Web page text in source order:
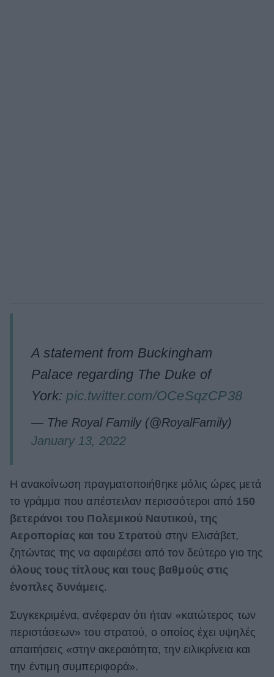
A statement from Buckingham
Palace regarding The Duke of
York: pic.twitter.com/OCeSqzCP38
— The Royal Family (@RoyalFamily)
January 13, 2022
Η ανακοίνωση πραγματοποιήθηκε μόλις ώρες μετά
το γράμμα που απέστειλαν περισσότεροι από 150
βετεράνοι του Πολεμικού Ναυτικού, της
Αεροπορίας και του Στρατού στην Ελισάβετ,
ζητώντας της να αφαιρέσει από τον δεύτερο γιο της
όλους τους τίτλους και τους βαθμούς στις
ένοπλες δυνάμεις.
Συγκεκριμένα, ανέφεραν ότι ήταν «κατώτερος των
περιστάσεων» του στρατού, ο οποίος έχει υψηλές
απαιτήσεις «στην ακεραιότητα, την ειλικρίνεια και
την έντιμη συμπεριφορά».